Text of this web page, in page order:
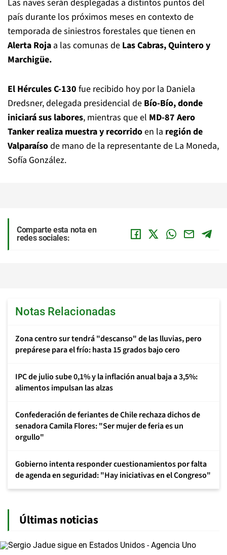
Las naves serán desplegadas a distintos puntos del
país durante los próximos meses en contexto de
temporada de siniestros forestales que tienen en
Alerta Roja a las comunas de Las Cabras, Quintero y
Marchigüe.
El Hércules C-130 fue recibido hoy por la Daniela
Dredsner, delegada presidencial de Bío-Bío, donde
iniciará sus labores, mientras que el MD-87 Aero
Tanker realiza muestra y recorridoen la región de
Valparaísode mano de la representante de La Moneda,
Sofía González.
Comparte esta nota en
redes sociales:
Notas Relacionadas
Zona centro sur tendrá "descanso" de las lluvias, pero
prepárese para el frío: hasta 15 grados bajo cero
IPC de julio sube 0,1% y la inflación anual baja a 3,5%:
alimentos impulsan las alzas
Confederación de feriantes de Chile rechaza dichos de
senadora Camila Flores: "Ser mujer de feria es un
orgullo"
Gobierno intenta responder cuestionamientos por falta
de agenda en seguridad: "Hay iniciativas en el Congreso"
Últimas noticias